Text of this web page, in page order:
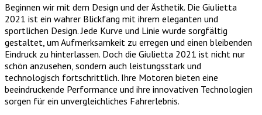
Beginnen wir mit dem Design und der Ästhetik. Die Giulietta
2021 ist ein wahrer Blickfang mit ihrem eleganten und
sportlichen Design. Jede Kurve und Linie wurde sorgfältig
gestaltet, um Aufmerksamkeit zu erregen und einen bleibenden
Eindruck zu hinterlassen. Doch die Giulietta 2021 ist nicht nur
schön anzusehen, sondern auch leistungsstark und
technologisch fortschrittlich. Ihre Motoren bieten eine
beeindruckende Performance und ihre innovativen Technologien
sorgen für ein unvergleichliches Fahrerlebnis.